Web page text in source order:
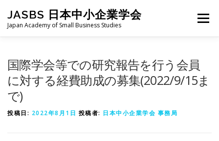
JASBS 日本中小企業学会
Japan Academy of Small Business Studies
メニュー
全国大会
国際学会等での研究報告を行う会員
に対する経費助成の募集(2022/9/15ま
で)
投稿日: 2022年8月1日 投稿者: 日本中小企業学会 事務局